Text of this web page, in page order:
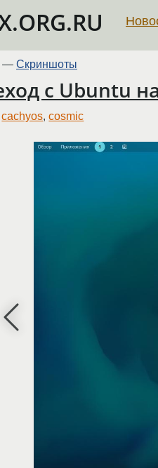
— Скриншоты
с Ubuntu
cachyos,cosmic